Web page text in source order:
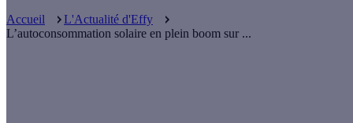
Accueil
L'Actualité d'Effy
L’autoconsommation solaire en plein boom sur ...